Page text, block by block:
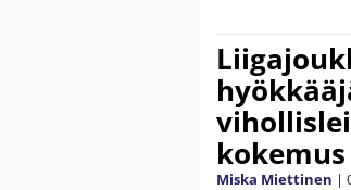
Miska Miettinen |